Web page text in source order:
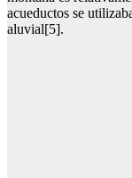
acueductos se
aluvial[5].